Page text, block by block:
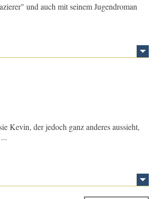
und auch mit seinem Jugendroman
Kevin, der jedoch ganz anderes aussieht,